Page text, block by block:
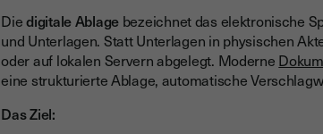
Diedigitale Ablage bezeichnet das elektronische
und Unterlagen. Statt Unterlagen in physischen
oder auf lokalen Servern abgelegt. Moderne
eine strukturierte Ablage, automatische
Das Ziel: